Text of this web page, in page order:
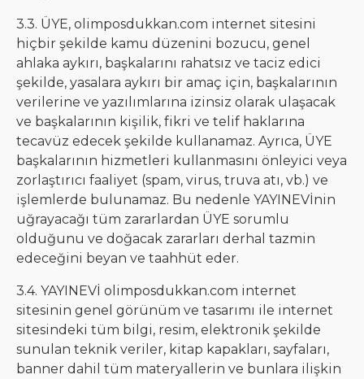
3.3. ÜYE, olimposdukkan.com internet sitesini
hiçbir şekilde kamu düzenini bozucu, genel
ahlaka aykırı, başkalarını rahatsız ve taciz edici
şekilde, yasalara aykırı bir amaç için, başkalarının
verilerine ve yazılımlarına izinsiz olarak ulaşacak
ve başkalarının kişilik, fikri ve telif haklarına
tecavüz edecek şekilde kullanamaz. Ayrıca, ÜYE
başkalarının hizmetleri kullanmasını önleyici veya
zorlaştırıcı faaliyet (spam, virus, truva atı, vb.) ve
işlemlerde bulunamaz. Bu nedenle YAYINEVİnin
uğrayacağı tüm zararlardan ÜYE sorumlu
olduğunu ve doğacak zararları derhal tazmin
edeceğini beyan ve taahhüt eder.
3.4. YAYINEVİ olimposdukkan.com internet
sitesinin genel görünüm ve tasarımı ile internet
sitesindeki tüm bilgi, resim, elektronik şekilde
sunulan teknik veriler, kitap kapakları, sayfaları,
banner dahil tüm materyallerin ve bunlara ilişkin